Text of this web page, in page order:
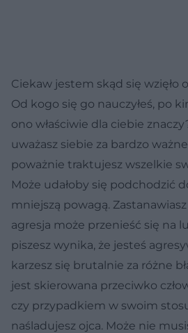
Ciekaw jestem skąd się wzięło
Od kogo się go nauczyłeś, po
ono właściwie dla ciebie
uważasz siebie za bardzo
poważnie traktujesz wszelkie
Może udałoby się podchodzić
mniejszą powagą.
agresja może przenieść się na
piszesz wynika, że jesteś
karzesz się brutalnie za różne
jest skierowana przeciwko
czy przypadkiem w swoim
naśladujesz ojca. Może nie